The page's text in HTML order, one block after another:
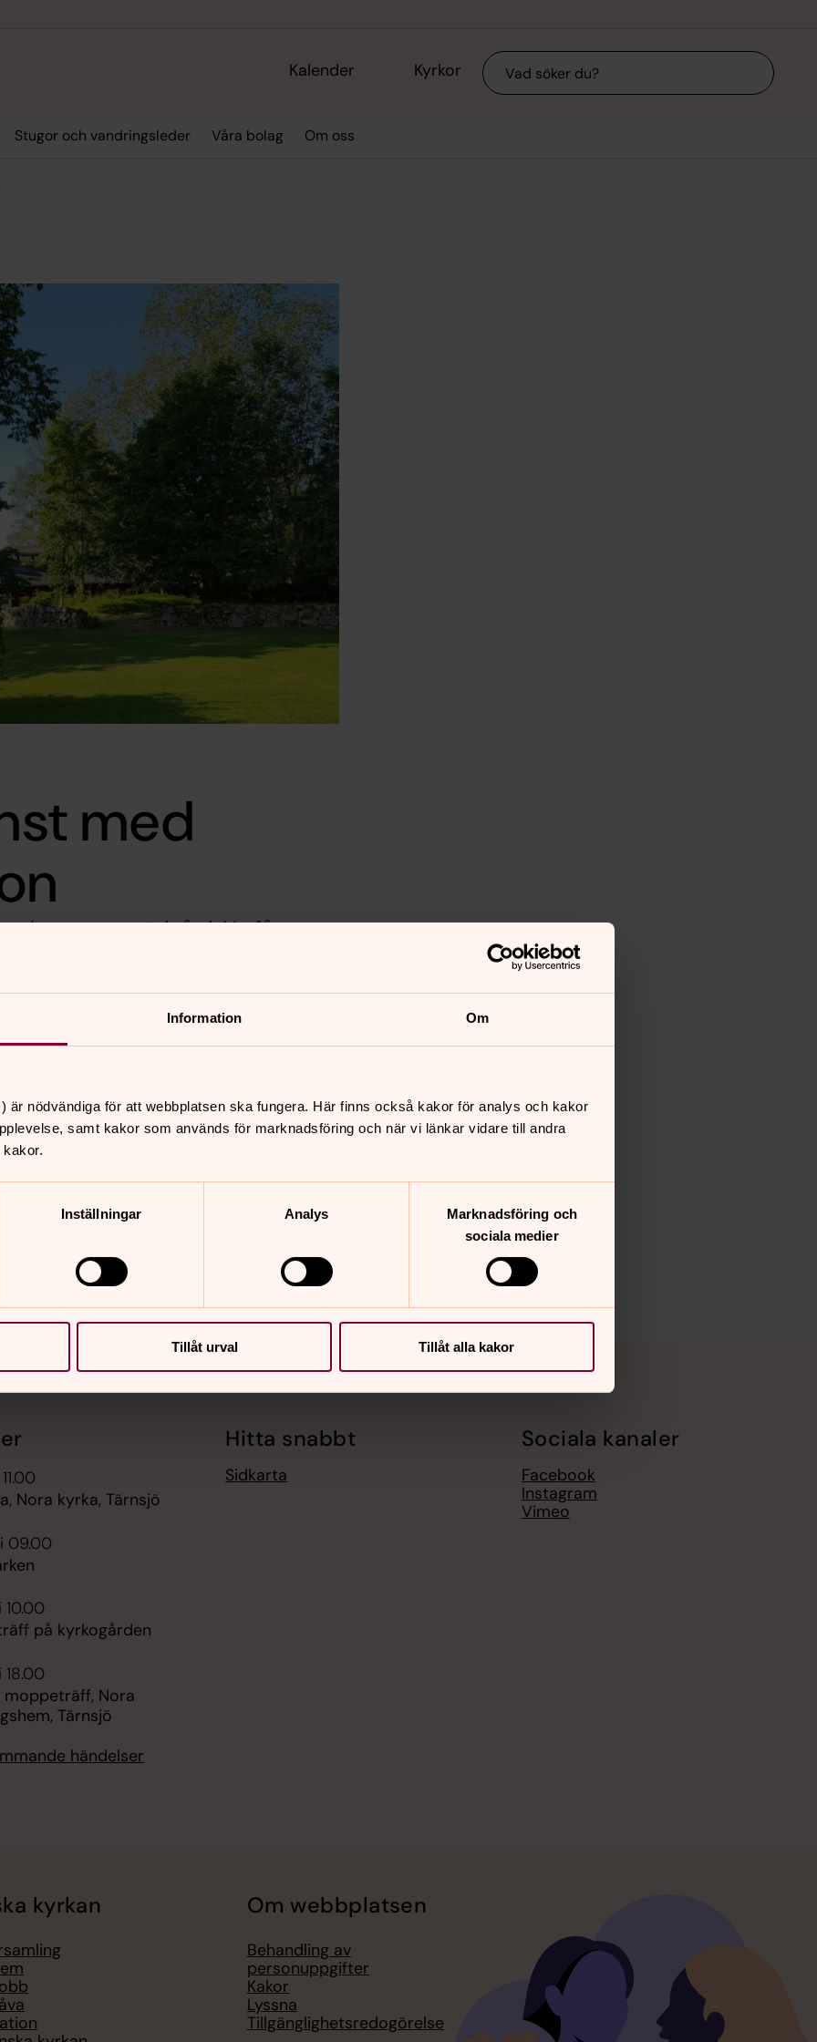
Information Om
är nödvändiga för att webbplatsen ska fungera. Här finns också kakor för analys och kakor
samt kakor som används för marknadsföring och när vi länkar vidare till andra
Inställningar Analys
Marknadsföring och
sociala medier
Tillåt urval Tillåt alla kakor
Kalender Kyrkor Sök
Stugor och vandringsleder Våra bolag Om oss
med
trädgård. Nu får
avskedsgudstjänsten
Bengtsson. Alla som
ta ett personligt avsked.
Vid regn hålls gudstjänsten
Nora kyrka, Tärnsjö
09.00
10.00
på kyrkogården
18.00
Nora
Tärnsjö
händelser
Hitta snabbt
Sidkarta
Sociala kanaler
Facebook
Instagram
Vimeo
kyrkan Om webbplatsen
Behandling av
personuppgifter
Kakor
Lyssna
Tillgänglighetsredogörelse